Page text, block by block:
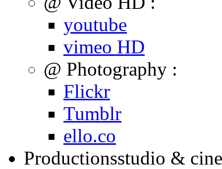
youtube
vimeo HD
@ Photography :
Flickr
Tumblr
ello.co
Productionsstudio &